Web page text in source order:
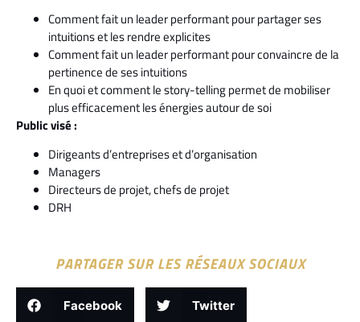
Comment fait un leader performant pour partager ses
intuitions et les rendre explicites
Comment fait un leader performant pour convaincre de la
pertinence de ses intuitions
En quoi et comment le story-telling permet de mobiliser
plus efficacement les énergies autour de soi
Public visé :
Dirigeants d’entreprises et d’organisation
Managers
Directeurs de projet, chefs de projet
DRH
PARTAGER SUR LES RÉSEAUX SOCIAUX
Facebook Twitter